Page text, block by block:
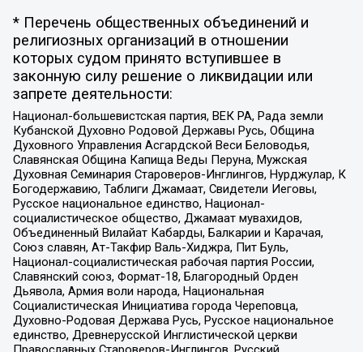
* Перечень общественных объединений и
религиозных организаций в отношении
которых судом принято вступившее в
законную силу решение о ликвидации или
запрете деятельности:
Национал-большевистская партия, ВЕК РА, Рада земли
Кубанской Духовно Родовой Державы Русь, Община
Духовного Управления Асгардской Веси Беловодья,
Славянская Община Капища Веды Перуна, Мужская
Духовная Семинария Староверов-Инглингов, Нурджулар, К
Богодержавию, Таблиги Джамаат, Свидетели Иеговы,
Русское национальное единство, Национал-
социалистическое общество, Джамаат мувахидов,
Объединенный Вилайат Кабарды, Балкарии и Карачая,
Союз славян, Ат-Такфир Валь-Хиджра, Пит Буль,
Национал-социалистическая рабочая партия России,
Славянский союз, Формат-18, Благородный Орден
Дьявола, Армия воли народа, Национальная
Социалистическая Инициатива города Череповца,
Духовно-Родовая Держава Русь, Русское национальное
единство, Древнерусской Инглистической церкви